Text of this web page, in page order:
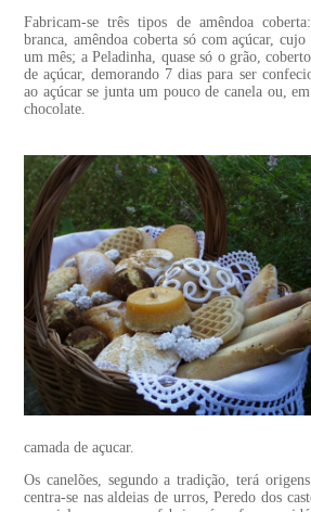
Fabricam-se três tipos de amêndoa
branca, amêndoa coberta só com açúcar,
um mês; a Peladinha, quase só o grão,
de açúcar, demorando 7 dias para ser
ao açúcar se junta um pouco de canela ou,
chocolate.
camada de açucar.
Os canelões, segundo a tradição, terá
centra-se nas aldeias de urros, Peredo dos